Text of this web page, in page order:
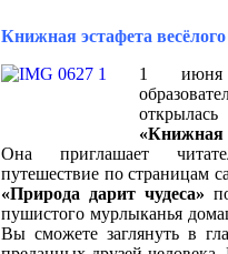
Книжная эстафета
1 июня
«Книжная
Она приглашает
путешествие по страницам
«Природа дарит чудеса»
пушистого мурлыканья
Вы сможете заглянуть в